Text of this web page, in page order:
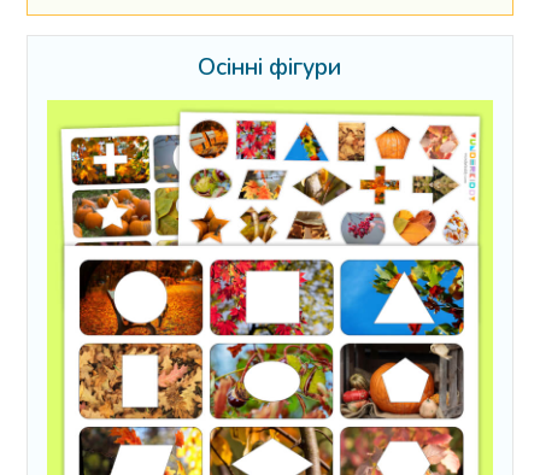
Осінні фігури